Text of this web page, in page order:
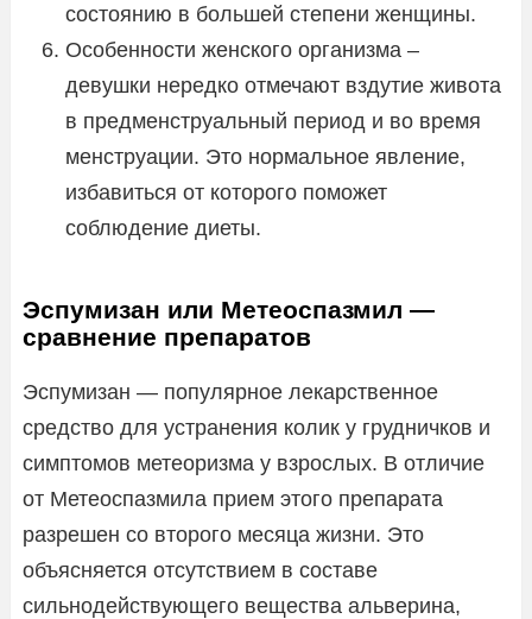
состоянию в большей степени женщины.
Особенности женского организма –
девушки нередко отмечают вздутие живота
в предменструальный период и во время
менструации. Это нормальное явление,
избавиться от которого поможет
соблюдение диеты.
Эспумизан или Метеоспазмил —
сравнение препаратов
Эспумизан — популярное лекарственное
средство для устранения колик у грудничков и
симптомов метеоризма у взрослых. В отличие
от Метеоспазмила прием этого препарата
разрешен со второго месяца жизни. Это
объясняется отсутствием в составе
сильнодействующего вещества альверина,